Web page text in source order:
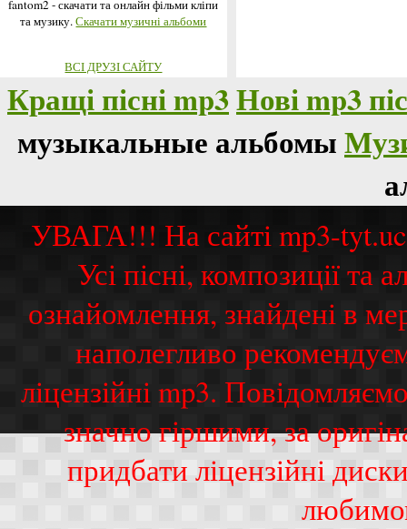
fantom2 - скачати та онлайн фільми кліпи
та музику.Скачати музичні альбоми
ВСІ ДРУЗІ САЙТУ
Кращі пісні mp3Нові mp3
музыкальные альбомы
УВАГА!!! На сайті mp3-
Усі пісні, композиції
ознайомлення, знайдені в
наполегливо
ліцензійні mp3.
значно гіршими, за
придбати ліцензійні